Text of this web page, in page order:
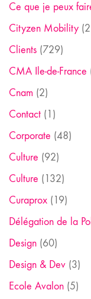
Ce que je peux
Cityzen Mobility
Clients (729)
CMA Ile-de-France
Cnam (2)
Contact (1)
Corporate (48)
Culture (92)
Culture (132)
Curaprox (19)
Délégation de la
Design (60)
Design & Dev (3)
Ecole Avalon (5)